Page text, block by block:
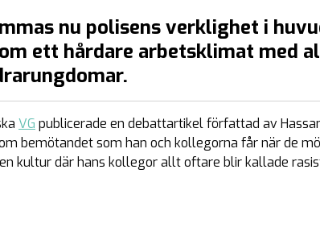
nu polisens verklighet i
ett hårdare arbetsklimat med
VG publicerade en debattartikel författad av
bemötandet som han och kollegorna får när de
kultur där hans kollegor allt oftare blir kallade